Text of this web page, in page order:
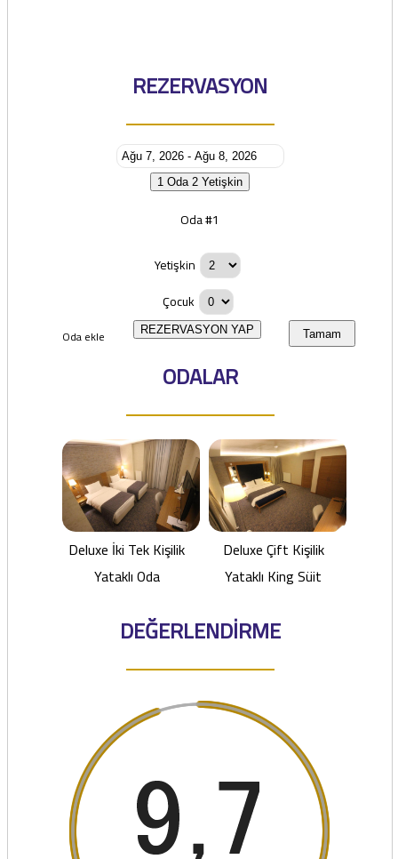
REZERVASYON
1 Oda 2 Yetişkin
Oda #1
Yetişkin
Çocuk
Oda ekle Tamam
REZERVASYON YAP
ODALAR
Deluxe İki Tek Kişilik
Yataklı Oda
Deluxe Çift Kişilik
Yataklı King Süit
DEĞERLENDİRME